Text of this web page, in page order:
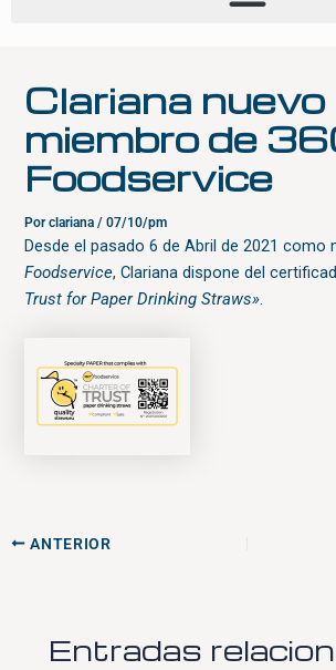
Clariana nuevo
miembro de
Foodservice
Porclariana/07/10/pm
Desde el pasado 6 de Abril de 2021
Foodservice, Clariana dispone del
Trust for Paper Drinking Straws».
ANTERIOR
Entradas